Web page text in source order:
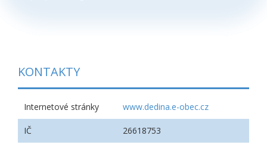
KONTAKTY
Internetové stránky www.dedina.e-obec.cz
IČ 26618753